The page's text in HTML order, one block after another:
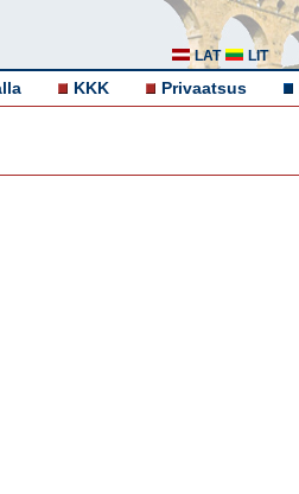
LAT LIT
KKK Privaatsus